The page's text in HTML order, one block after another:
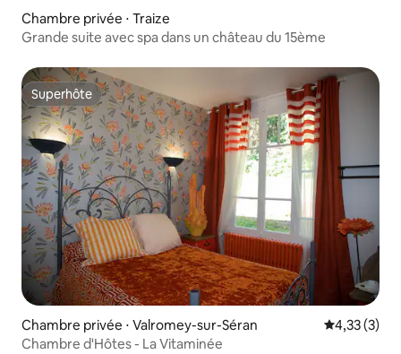
Chambre privée ⋅ Traize
Grande suite avec spa dans un château du 15ème
Superhôte
Superhôte
Chambre privée ⋅ Valromey-sur-Séran Évaluation
4,33 (3)
Chambre d'Hôtes - La Vitaminée